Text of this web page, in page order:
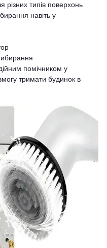
різних типів поверхонь
навіть у
помічником у
тримати будинок в